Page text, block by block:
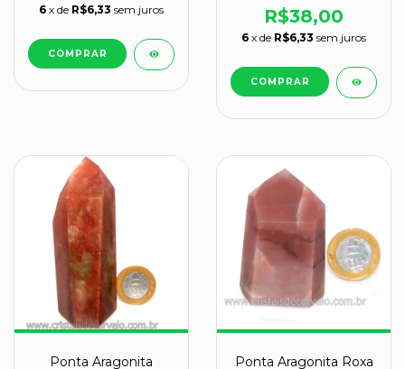
6 x de R$6,33 sem juros
Cod 109655
R$38,00
6 x de R$6,33 sem juros
Ponta Aragonita
Ponta Aragonita Roxa